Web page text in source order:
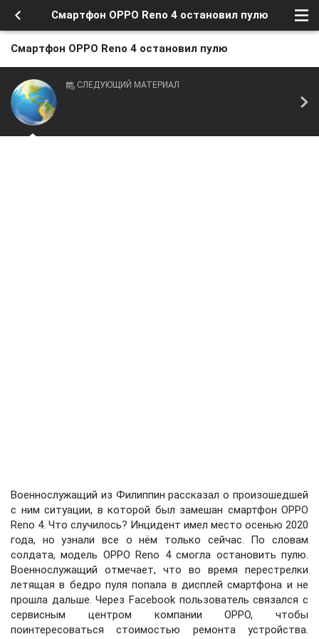
Смартфон OPPO Reno 4 остановил пулю
Смартфон OPPO Reno 4 остановил пулю
СЛЕДУЮЩИЙ МАТЕРИАЛ
Военнослужащий из Филиппин рассказал о произошедшей
с ним ситуации, в которой был замешан смартфон OPPO
Reno 4. Что случилось? Инцидент имел место осенью 2020
года, но узнали все о нём только сейчас. По словам
солдата, модель OPPO Reno 4 смогла остановить пулю.
Военнослужащий отмечает, что во время перестрелки
летящая в бедро пуля попала в дисплей смартфона и не
прошла дальше. Через Facebook пользователь связался с
сервисным центром компании OPPO, чтобы
поинтересоваться стоимостью ремонта устройства.